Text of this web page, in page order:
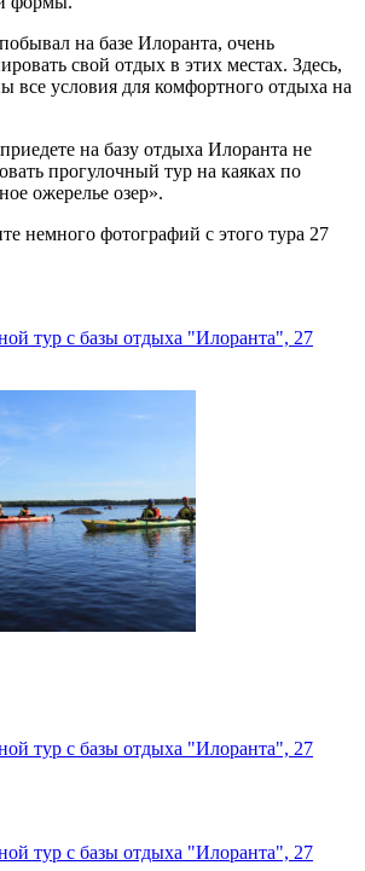
на базе Илоранта, очень
свой отдых в этих местах. Здесь,
все условия для комфортного отдыха на
на базу отдыха Илоранта не
прогулочный тур на каяках по
ожерелье озер».
немного фотографий с этого тура 27